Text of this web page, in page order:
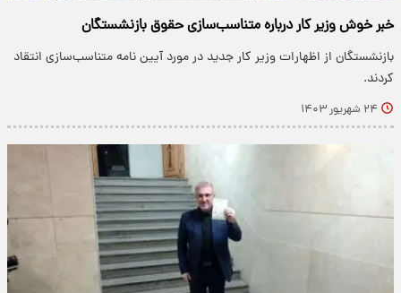
خبر خوش وزیر کار درباره متناسب‌سازی حقوق بازنشستگان
بازنشستگان از اظهارات وزیر کار جدید در مورد آیین نامه متناسب‌سازی انتقاد
کردند.
۲۴ شهریور ۱۴۰۳